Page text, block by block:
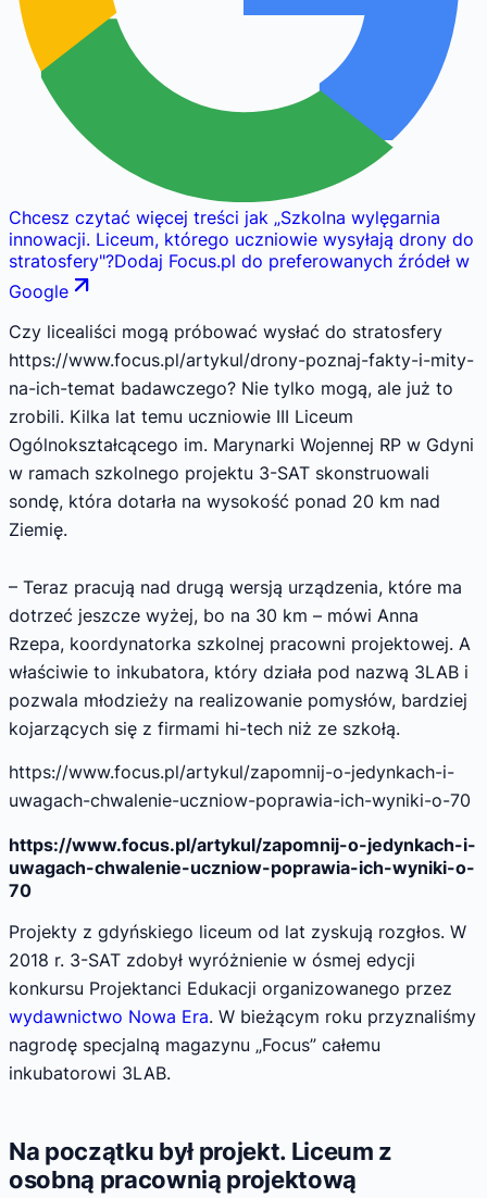
Chcesz czytać więcej treści jak „Szkolna wylęgarnia
innowacji. Liceum, którego uczniowie wysyłają drony do
stratosfery"?Dodaj Focus.pl do preferowanych źródeł w
Google
Czy licealiści mogą próbować wysłać do stratosfery
https://www.focus.pl/artykul/drony-poznaj-fakty-i-mity-
na-ich-temat badawczego? Nie tylko mogą, ale już to
zrobili. Kilka lat temu uczniowie III Liceum
Ogólnokształcącego im. Marynarki Wojennej RP w Gdyni
w ramach szkolnego projektu 3-SAT skonstruowali
sondę, która dotarła na wysokość ponad 20 km nad
Ziemię.
– Teraz pracują nad drugą wersją urządzenia, które ma
dotrzeć jeszcze wyżej, bo na 30 km – mówi Anna
Rzepa, koordynatorka szkolnej pracowni projektowej. A
właściwie to inkubatora, który działa pod nazwą 3LAB i
pozwala młodzieży na realizowanie pomysłów, bardziej
kojarzących się z firmami hi-tech niż ze szkołą.
https://www.focus.pl/artykul/zapomnij-o-jedynkach-i-
uwagach-chwalenie-uczniow-poprawia-ich-wyniki-o-70
https://www.focus.pl/artykul/zapomnij-o-jedynkach-i-
uwagach-chwalenie-uczniow-poprawia-ich-wyniki-o-
70
Projekty z gdyńskiego liceum od lat zyskują rozgłos. W
2018 r. 3-SAT zdobył wyróżnienie w ósmej edycji
konkursu Projektanci Edukacji organizowanego przez
wydawnictwo Nowa Era. W bieżącym roku przyznaliśmy
nagrodę specjalną magazynu „Focus” całemu
inkubatorowi 3LAB.
Na początku był projekt. Liceum z
osobną pracownią projektową